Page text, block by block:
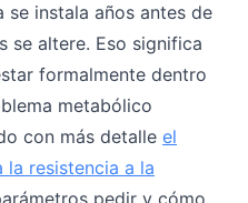
se instala años antes de
se altere. Eso significa
formalmente dentro
metabólico
con más detalle el
resistencia a la